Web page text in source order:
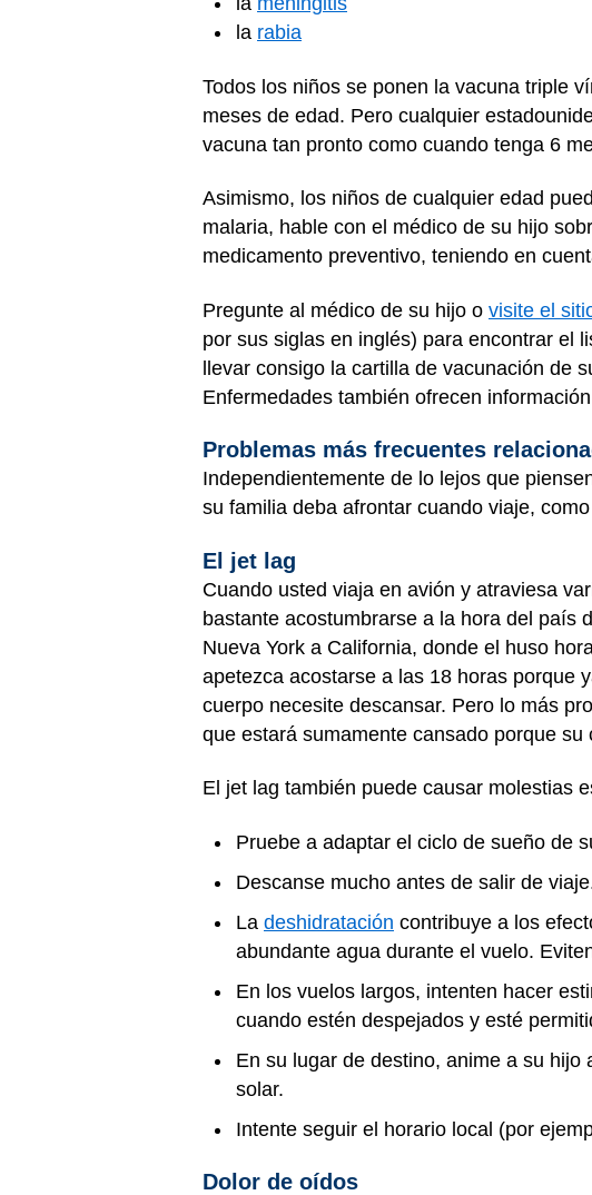
la rabia
Todos los niños se ponen la vacuna triple
meses de edad. Pero cualquier
vacuna tan pronto como cuando tenga 6
Asimismo, los niños de cualquier edad
malaria, hable con el médico de su hijo
medicamento preventivo, teniendo en
Pregunte al médico de su hijo o visite el
por sus siglas en inglés) para encontrar el
llevar consigo la cartilla de vacunación de
Enfermedades también ofrecen
Problemas más frecuentes
Independientemente de lo lejos que
su familia deba afrontar cuando viaje,
El jet lag
Cuando usted viaja en avión y atraviesa
bastante acostumbrarse a la hora del país
Nueva York a California, donde el huso
apetezca acostarse a las 18 horas porque
cuerpo necesite descansar. Pero lo más
que estará sumamente cansado porque
El jet lag también puede causar molestias
Pruebe a adaptar el ciclo de sueño de
Descanse mucho antes de salir de
La deshidratación contribuye a los
abundante agua durante el vuelo.
En los vuelos largos, intenten hacer
cuando estén despejados y esté
En su lugar de destino, anime a su
solar.
Intente seguir el horario local (por
Dolor de oídos